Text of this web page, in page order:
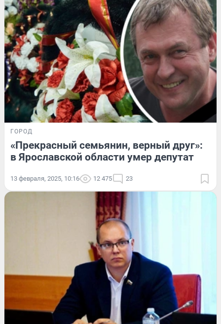
ГОРОД
«Прекрасный семьянин, верный друг»:
в Ярославской области умер депутат
13 февраля, 2025, 10:16 12 475 23